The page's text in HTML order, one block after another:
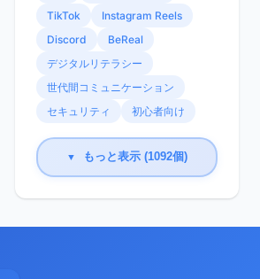
TikTok
Instagram Reels
Discord
BeReal
デジタルリテラシー
世代間コミュニケーション
セキュリティ
初心者向け
▼ もっと表示 (1092個)